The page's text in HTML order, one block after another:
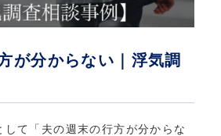
が分からない｜浮気調
て「夫の週末の行方が分からな